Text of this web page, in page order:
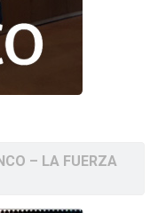
– LA FUERZA